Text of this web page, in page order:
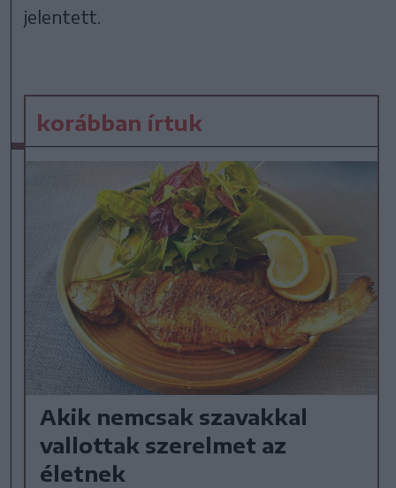
jelentett.
korábban írtuk
Akik nemcsak szavakkal
vallottak szerelmet az
életnek